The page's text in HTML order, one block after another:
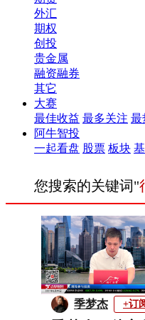
外汇
期权
创投
贵金属
融资融券
其它
大赛
最佳收益 最多关注 最
阿牛智投
一起看盘 股票 板块
您搜索的关键词"
季梦杰 +订